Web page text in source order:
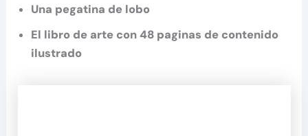
Una pegatina de lobo
El libro de arte con 48 paginas de contenido
ilustrado